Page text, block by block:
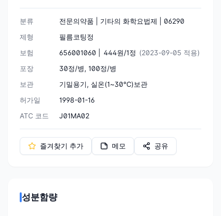
분류
전문의약품 | 기타의 화학요법제 | 06290
제형
필름코팅정
보험
656001060 | 444원/1정 (2023-09-05 적용)
포장
30정/병, 100정/병
보관
기밀용기, 실온(1~30℃)보관
허가일
1998-01-16
ATC 코드
J01MA02
즐겨찾기 추가 메모 공유
성분함량